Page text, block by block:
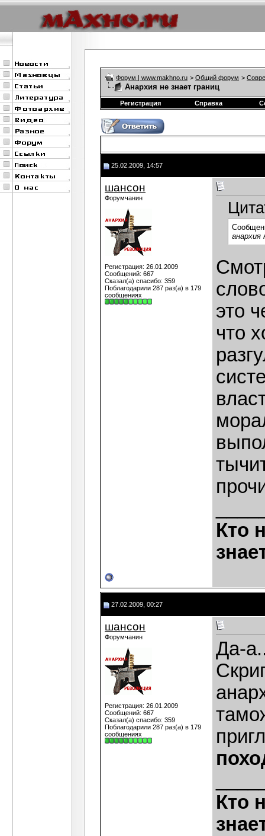
Форум | www.makhno.ru > Общий форум >
Анархия не знает границ
Регистрация Справка
25.02.2009, 14:57
шансон
Форумчанин
Регистрация: 26.01.2009
Сообщений: 667
Сказал(а) спасибо: 359
Поблагодарили 287 раз(а) в 179
сообщениях
анархия
это
что
Кто
27.02.2009, 00:27
шансон
Форумчанин
Регистрация: 26.01.2009
Сообщений: 667
Сказал(а) спасибо: 359
Поблагодарили 287 раз(а) в 179
сообщениях
Да-
Кто